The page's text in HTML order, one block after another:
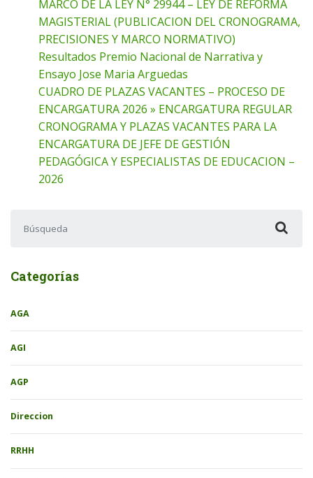
MARCO DE LA LEY N° 29944 – LEY DE REFORMA
MAGISTERIAL (PUBLICACION DEL CRONOGRAMA,
PRECISIONES Y MARCO NORMATIVO)
Resultados Premio Nacional de Narrativa y
Ensayo Jose Maria Arguedas
CUADRO DE PLAZAS VACANTES – PROCESO DE
ENCARGATURA 2026 » ENCARGATURA REGULAR
CRONOGRAMA Y PLAZAS VACANTES PARA LA
ENCARGATURA DE JEFE DE GESTIÓN
PEDAGÓGICA Y ESPECIALISTAS DE EDUCACION –
2026
Categorías
AGA
AGI
AGP
Direccion
RRHH